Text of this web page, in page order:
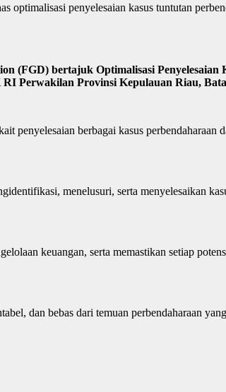
penyelesaian kasus tuntutan
(FGD) bertajuk Optimalisasi Penyelesaian
Perwakilan Provinsi Kepulauan Riau,
penyelesaian berbagai kasus perbendaharaan
menelusuri, serta menyelesaikan
keuangan, serta memastikan setiap
dan bebas dari temuan perbendaharaan